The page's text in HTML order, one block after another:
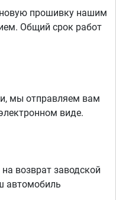
прошивку нашим
Общий срок работ
мы отправляем вам
виде.
возврат заводской
автомобиль